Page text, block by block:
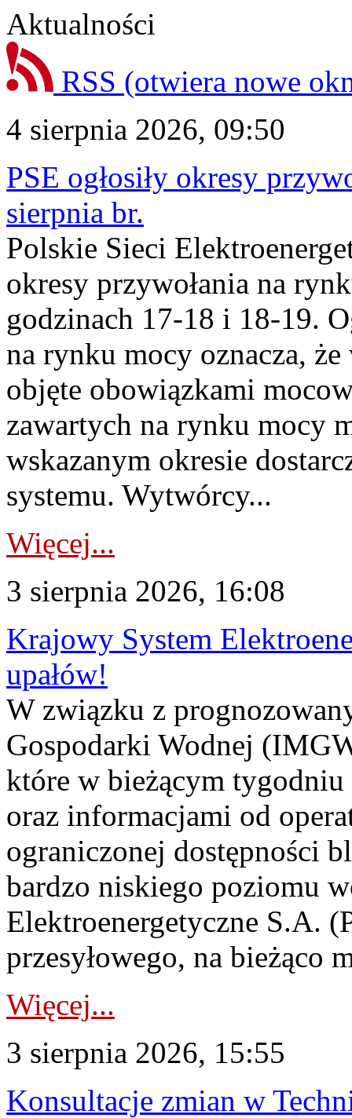
Aktualności
RSS (otwiera nowe
4 sierpnia 2026, 09:50
PSE ogłosiły okresy
sierpnia br.
Polskie Sieci
okresy przywołania na
godzinach 17-18 i 18-19.
na rynku mocy oznacza,
objęte obowiązkami
zawartych na rynku mocy
wskazanym okresie
systemu. Wytwórcy...
Więcej...
3 sierpnia 2026, 16:08
Krajowy System
upałów!
W związku z
Gospodarki Wodnej
które w bieżącym tygodniu
oraz informacjami od
ograniczonej dostępności
bardzo niskiego poziomu
Elektroenergetyczne S.A.
przesyłowego, na bieżąco
Więcej...
3 sierpnia 2026, 15:55
Konsultacje zmian w